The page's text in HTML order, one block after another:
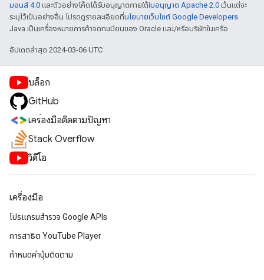
มอนส์ 4.0 และตัวอย่างโค้ดได้รับอนุญาตภายใต้ใบอนุญาต Apache 2.0 เว้นแต่จะ
ระบุไว้เป็นอย่างอื่น โปรดดูรายละเอียดที่นโยบายเว็บไซต์ Google Developers
Java เป็นเครื่องหมายการค้าจดทะเบียนของ Oracle และ/หรือบริษัทในเครือ
อัปเดตล่าสุด 2024-03-06 UTC
บล็อก
GitHub
เครื่องมือติดตามปัญหา
Stack Overflow
วิดีโอ
เครื่องมือ
โปรแกรมสำรวจ Google APIs
การสาธิต YouTube Player
กำหนดค่าปุ่มติดตาม